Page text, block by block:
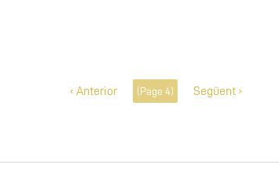
Pagination
Previous
‹ Anterior (Page 4)
Next
Següent ›